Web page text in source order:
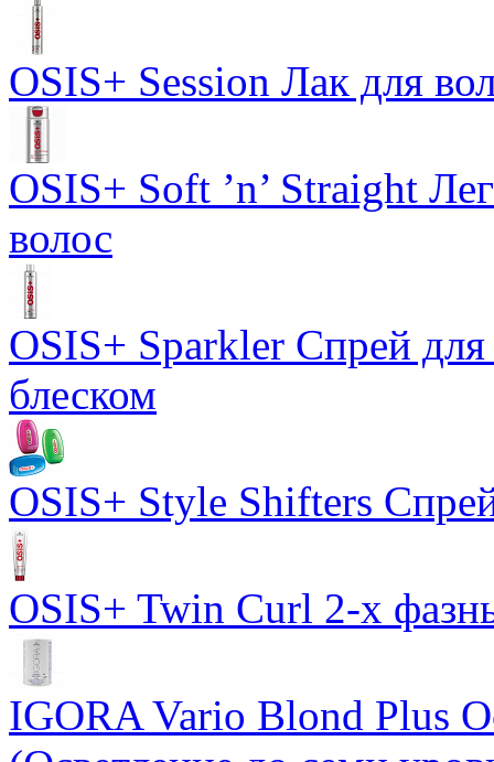
OSIS+ Session Лак для
OSIS+ Soft ’n’ Straight
волос
OSIS+ Sparkler Спрей
блеском
OSIS+ Style Shifters
OSIS+ Twin Curl 2-х
IGORA Vario Blond Plus